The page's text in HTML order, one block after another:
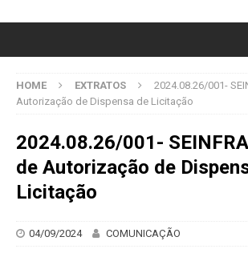
HOME EXTRATOS
2024.08.26/001-
Autorização de Dispensa de Licitação
2024.08.26/001-
de Autorização de
Licitação
04/09/2024 COMUNICAÇÃO